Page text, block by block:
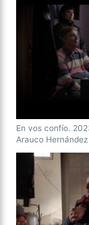
En vos confío.
Arauco